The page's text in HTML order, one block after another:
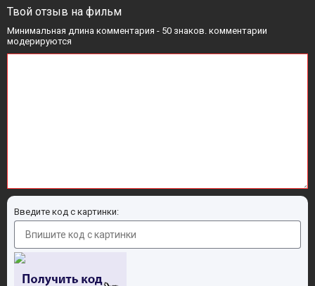
Твой отзыв на фильм
Минимальная длина комментария - 50 знаков. комментарии
модерируются
Введите код с картинки: